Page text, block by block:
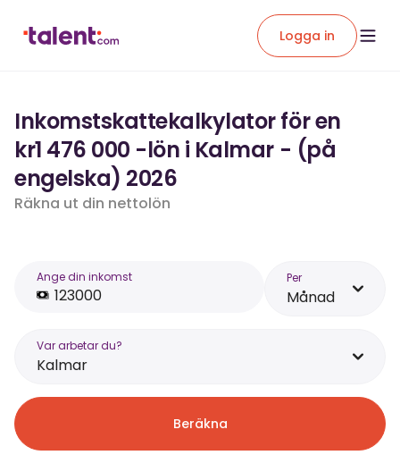
Logga in
Inkomstskattekalkylator för en
kr1 476 000 -lön i Kalmar - (på
engelska) 2026
Räkna ut din nettolön
Ange din inkomst Per
Månad
Var arbetar du?
Kalmar
Beräkna